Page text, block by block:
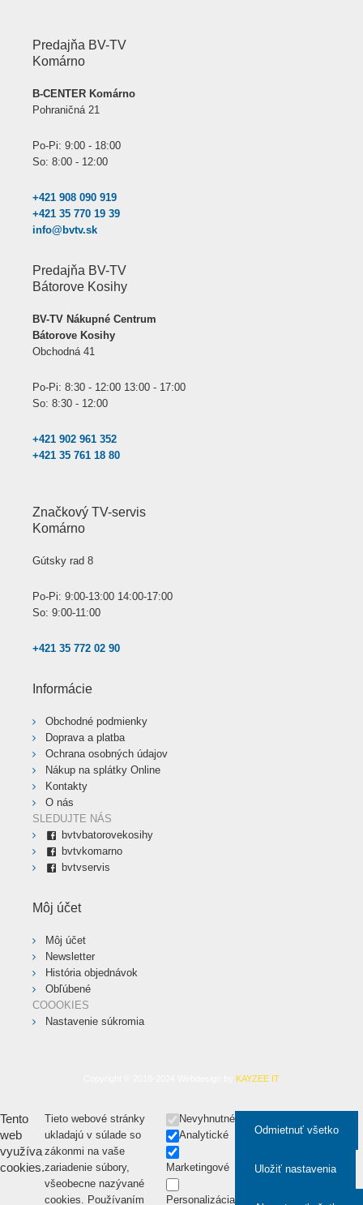
Predajňa BV-TV
Komárno
B-CENTER Komárno
Pohraničná 21
Po-Pi: 9:00 - 18:00
So: 8:00 - 12:00
+421 908 090 919
+421 35 770 19 39
info@bvtv.sk
Predajňa BV-TV
Bátorove Kosihy
BV-TV Nákupné Centrum
Bátorove Kosihy
Obchodná 41
Po-Pi: 8:30 - 12:00 13:00 - 17:00
So: 8:30 - 12:00
+421 902 961 352
+421 35 761 18 80
Značkový TV-servis
Komárno
Gútsky rad 8
Po-Pi: 9:00-13:00 14:00-17:00
So: 9:00-11:00
+421 35 772 02 90
Informácie
Obchodné podmienky
Doprava a platba
Ochrana osobných údajov
Nákup na splátky Online
Kontakty
O nás
SLEDUJTE NÁS
bvtvbatorovekosihy
bvtvkomarno
bvtvservis
Môj účet
Môj účet
Newsletter
História objednávok
Obľúbené
COOOKIES
Nastavenie súkromia
KAYZEE IT
Tento
web
využíva
cookies.
Tieto webové stránky
ukladajú v súlade so
zákonmi na vaše
zariadenie súbory,
všeobecne nazývané
cookies. Používaním
Nevyhnutné
Analytické
Marketingové
Personalizácia
Odmietnuť všetko
Uložiť nastavenia